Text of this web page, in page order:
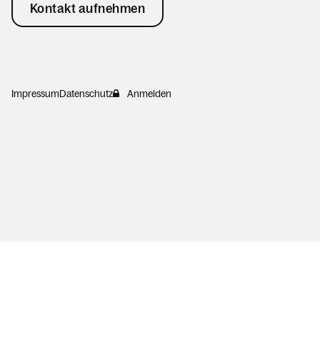
Kontakt aufnehmen
ImpressumDatenschutz Anmelden